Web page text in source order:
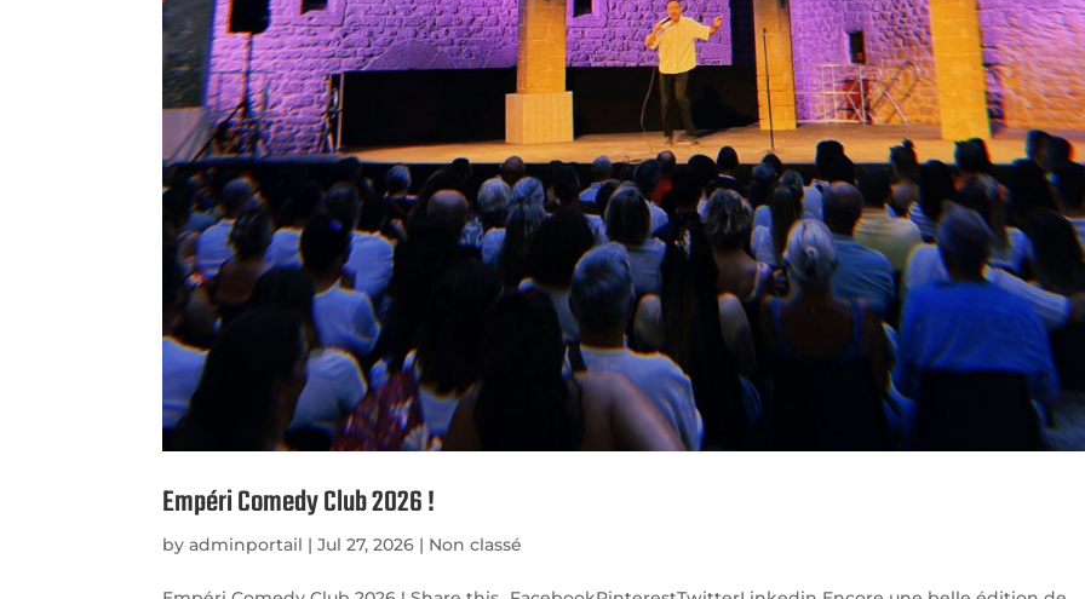
Empéri Comedy Club 2026 !
byadminportail |Jul 27, 2026 | Non classé